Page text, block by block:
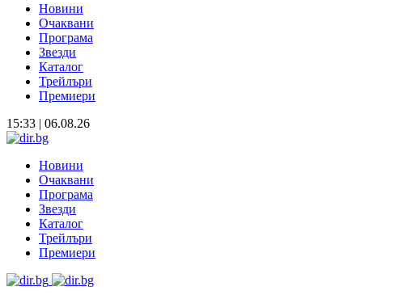
Новини
Очаквани
Програма
Звезди
Каталог
Трейлъри
Премиери
15:33 | 06.08.26
Новини
Очаквани
Програма
Звезди
Каталог
Трейлъри
Премиери